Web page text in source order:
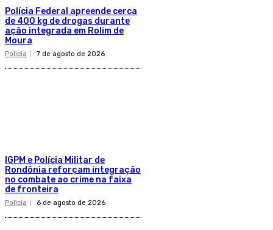
Polícia Federal apreende cerca
de 400 kg de drogas durante
ação integrada em Rolim de
Moura
Policia 7 de agosto de 2026
IGPM e Polícia Militar de
Rondônia reforçam integração
no combate ao crime na faixa
de fronteira
Policia 6 de agosto de 2026